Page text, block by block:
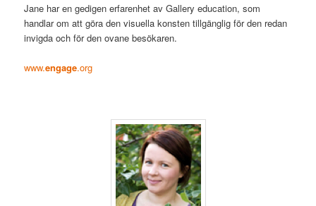
Jane har en gedigen erfarenhet av Gallery education, som
handlar om att göra den visuella konsten tillgänglig för den redan
invigda och för den ovane besökaren.
www.engage.org